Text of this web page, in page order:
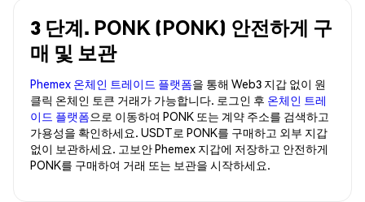
3 단계. PONK (PONK) 안전하게 구
매 및 보관
Phemex 온체인 트레이드 플랫폼을 통해 Web3 지갑 없이 원
클릭 온체인 토큰 거래가 가능합니다. 로그인 후 온체인 트레
이드 플랫폼으로 이동하여 PONK 또는 계약 주소를 검색하고
가용성을 확인하세요. USDT로 PONK를 구매하고 외부 지갑
없이 보관하세요. 고보안 Phemex 지갑에 저장하고 안전하게
PONK를 구매하여 거래 또는 보관을 시작하세요.